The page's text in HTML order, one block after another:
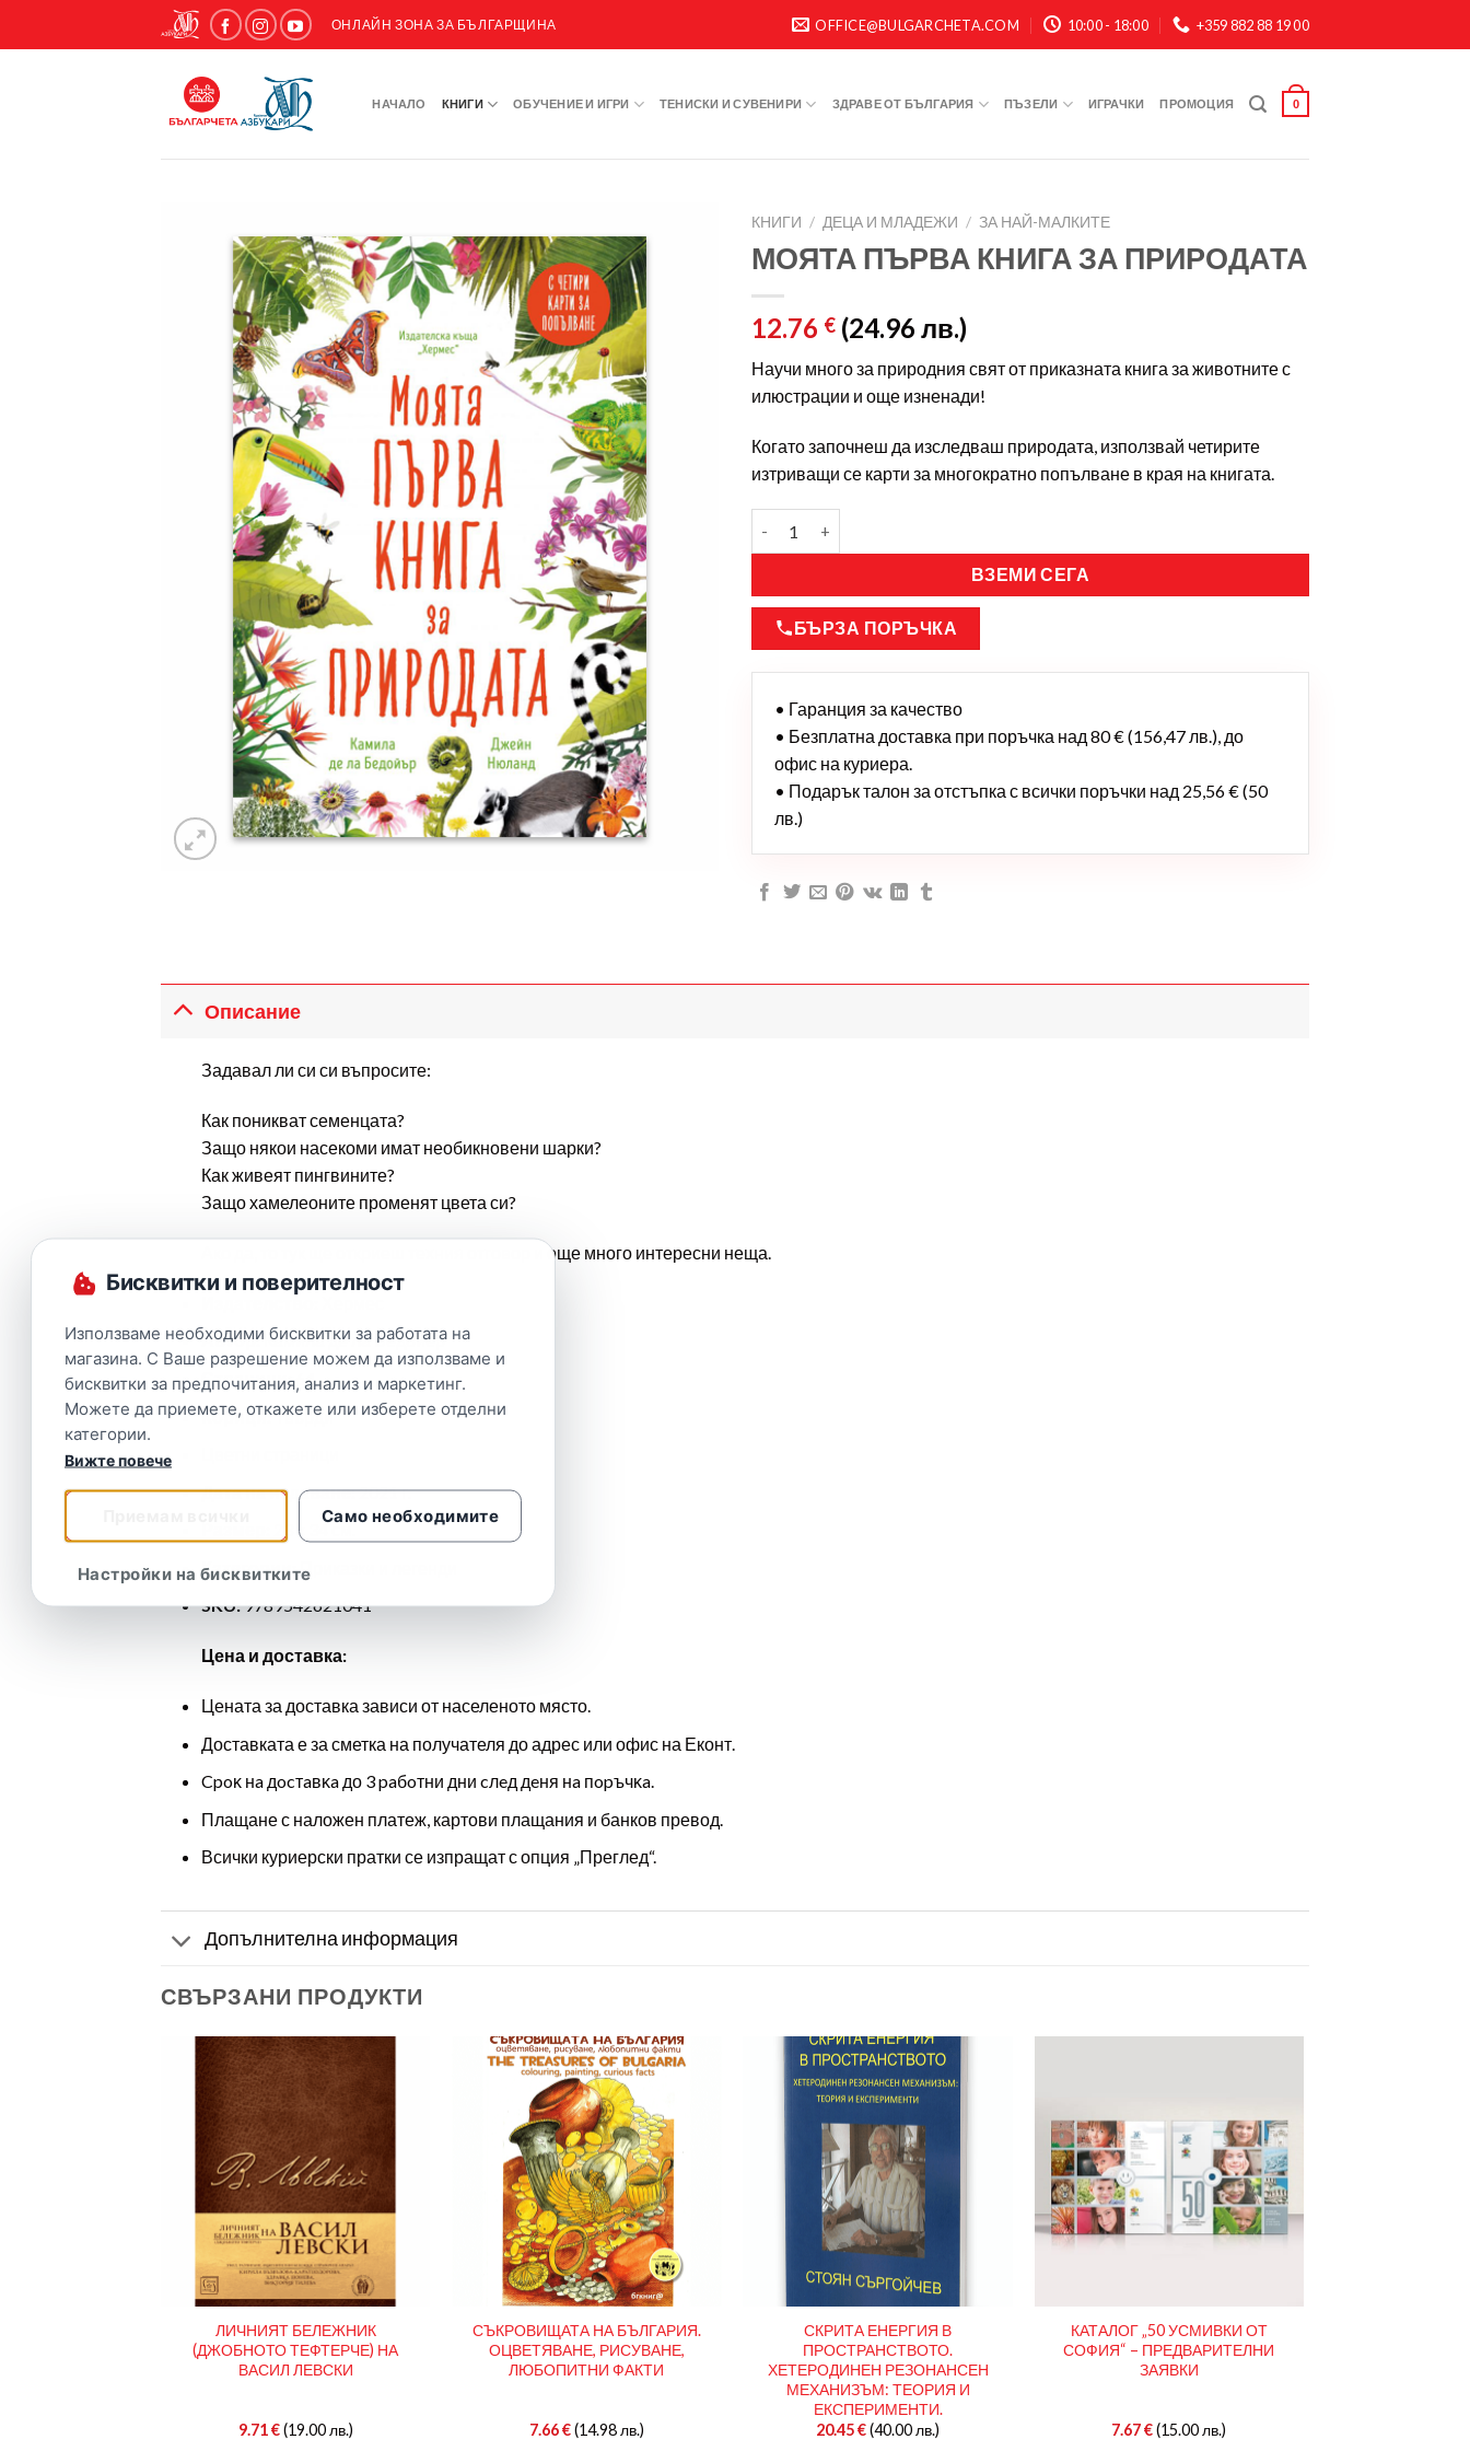
ОНЛАЙН ЗОНА ЗА БЪЛГАРЩИНА OFFICE@BULGARCHETA.COM 10:00 - 18:00 +359 882 88 19 00
НАЧАЛО КНИГИ ОБУЧЕНИЕ И ИГРИ ТЕНИСКИ И СУВЕНИРИ ЗДРАВЕ ОТ БЪЛГАРИЯ ПЪЗЕЛИ ИГРАЧКИ ПРОМОЦИЯ 0
КНИГИ / ДЕЦА И МЛАДЕЖИ / ЗА НАЙ-МАЛКИТЕ
МОЯТА ПЪРВА КНИГА ЗА ПРИРОДАТА
12.76 € (24.96 лв.)
Научи много за природния свят от приказната книга за животните с
илюстрации и още изненади!
Когато започнеш да изследваш природата, използвай четирите
изтриващи се карти за многократно попълване в края на книгата.
ВЗЕМИ СЕГА
БЪРЗА ПОРЪЧКА
• Гаранция за качество
• Безплатна доставка при поръчка над 80 € (156,47 лв.), до
офис на куриера.
• Подарък талон за отстъпка с всички поръчки над 25,56 € (50
лв.)
Описание
Задавал ли си си въпросите:
Как поникват семенцата?
Защо някои насекоми имат необикновени шарки?
Как живеят пингвините?
Защо хамелеоните променят цвета си?
Ако да, то тук ще откриеш техния отговор и още много интересни неща.
Автор:Камила де ла Бедойер
Страници:64
Корици:Твърди
Дата на издаване:2021 г.
23 x 34 см.
Категории:Приказки и легенди
SKU:9789542621041
Цена и доставка:
Цената за доставка зависи от населеното място.
Доставката е за сметка на получателя до адрес или офис на Еконт.
Cpoĸ нa дocтaвĸa до 3 paбoтни дни cлeд дeня нa пopъчĸa.
Плащане с наложен платеж, картови плащания и банков превод.
Всички куриерски пратки се изпращат с опция „Преглед“.
Допълнителна информация
СВЪРЗАНИ ПРОДУКТИ
ЛИЧНИЯТ БЕЛЕЖНИК
(ДЖОБНОТО ТЕФТЕРЧЕ) НА
ВАСИЛ ЛЕВСКИ
9.71€(19.00 лв.)
СЪКРОВИЩАТА НА БЪЛГАРИЯ.
ОЦВЕТЯВАНЕ, РИСУВАНЕ,
ЛЮБОПИТНИ ФАКТИ
7.66€(14.98 лв.)
СКРИТА ЕНЕРГИЯ В
ПРОСТРАНСТВОТО.
ХЕТЕРОДИНЕН РЕЗОНАНСЕН
МЕХАНИЗЪМ: ТЕОРИЯ И
ЕКСПЕРИМЕНТИ.
20.45€(40.00 лв.)
КАТАЛОГ „50 УСМИВКИ ОТ
СОФИЯ“ – ПРЕДВАРИТЕЛНИ
ЗАЯВКИ
7.67€(15.00 лв.)
Бисквитки и поверителност
Използваме необходими бисквитки за работата на
магазина. С Ваше разрешение можем да използваме и
бисквитки за предпочитания, анализ и маркетинг.
Можете да приемете, откажете или изберете отделни
категории.
Само необходимите
Настройки на бисквитките
Вижте повече